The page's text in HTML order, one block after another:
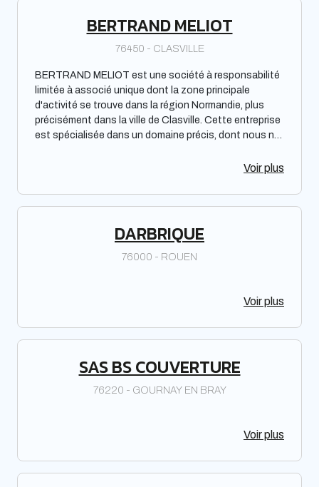
BERTRAND MELIOT
76450 - CLASVILLE
BERTRAND MELIOT est une société à responsabilité
limitée à associé unique dont la zone principale
d'activité se trouve dans la région Normandie, plus
précisément dans la ville de Clasville. Cette entreprise
est spécialisée dans un domaine précis, dont nous ne
Nous pouvons simplement dire que BERTRAND
certaine durée et qu'elle opère dans un secteur
spécifique.
Voir plus
DARBRIQUE
76000 - ROUEN
Voir plus
SAS BS COUVERTURE
76220 - GOURNAY EN BRAY
Voir plus